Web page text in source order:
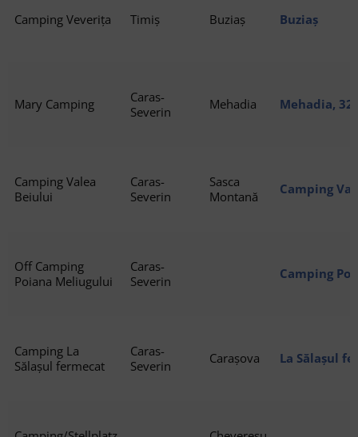
Camping Veverița Timiș Buziaș Buziaș
Mary Camping
Caras-
Severin
Mehadia Mehadia,
Camping Valea
Beiului
Caras-
Severin
Sasca
Montană
Camping
Off Camping
Poiana Meliugului
Caras-
Severin
Camping
Camping La
Sălașul fermecat
Caras-
Severin
Carașova La Sălașul